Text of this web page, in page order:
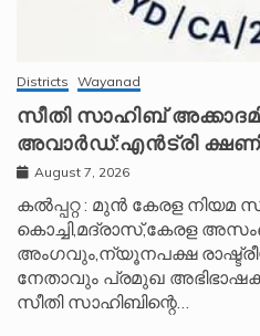
Districts Wayanad
സീതി സാഹിബ്
അവാർഡ്:എൻട്രി
August 7, 2026
കൽപ്പറ്റ : മുൻ കേരള നിയമ
കൊച്ചി,മദ്രാസ്,കേരള
അംഗവും,ന്യൂനപക്ഷ
നേതാവും പ്രമുഖ
സീതി സാഹിബിന്റെ…